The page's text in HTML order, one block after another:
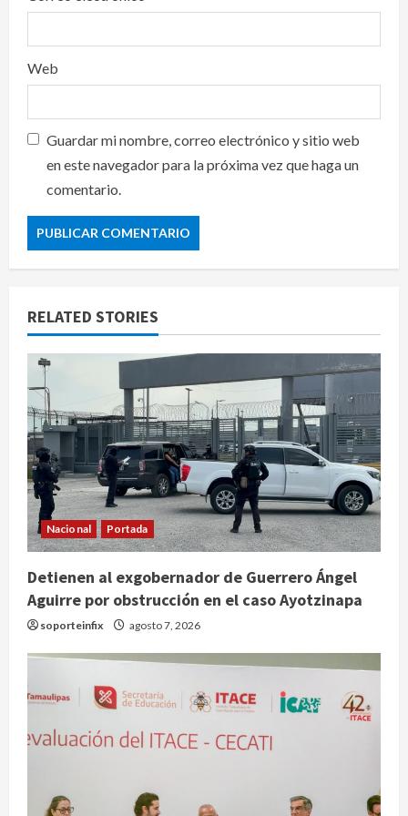
Web
Guardar mi nombre, correo electrónico y sitio web
en este navegador para la próxima vez que haga un
comentario.
RELATED STORIES
Nacional Portada
Detienen al exgobernador de Guerrero Ángel
Aguirre por obstrucción en el caso Ayotzinapa
soporteinfix agosto 7, 2026